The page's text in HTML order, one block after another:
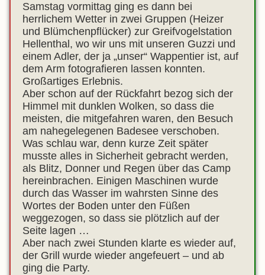
Samstag vormittag ging es dann bei
herrlichem Wetter in zwei Gruppen (Heizer
und Blümchenpflücker) zur Greifvogelstation
Hellenthal, wo wir uns mit unseren Guzzi und
einem Adler, der ja „unser“ Wappentier ist, auf
dem Arm fotografieren lassen konnten.
Großartiges Erlebnis.
Aber schon auf der Rückfahrt bezog sich der
Himmel mit dunklen Wolken, so dass die
meisten, die mitgefahren waren, den Besuch
am nahegelegenen Badesee verschoben.
Was schlau war, denn kurze Zeit später
musste alles in Sicherheit gebracht werden,
als Blitz, Donner und Regen über das Camp
hereinbrachen. Einigen Maschinen wurde
durch das Wasser im wahrsten Sinne des
Wortes der Boden unter den Füßen
weggezogen, so dass sie plötzlich auf der
Seite lagen …
Aber nach zwei Stunden klarte es wieder auf,
der Grill wurde wieder angefeuert – und ab
ging die Party.